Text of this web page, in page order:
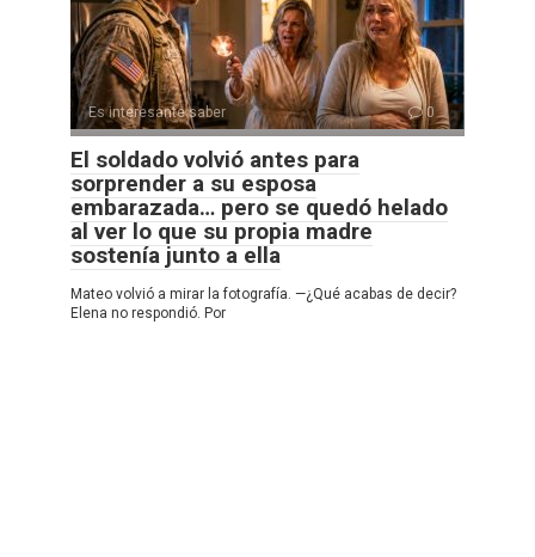
Es interesante saber 0
El soldado volvió antes para
sorprender a su esposa
embarazada… pero se quedó helado
al ver lo que su propia madre
sostenía junto a ella
Mateo volvió a mirar la fotografía. —¿Qué acabas de decir?
Elena no respondió. Por